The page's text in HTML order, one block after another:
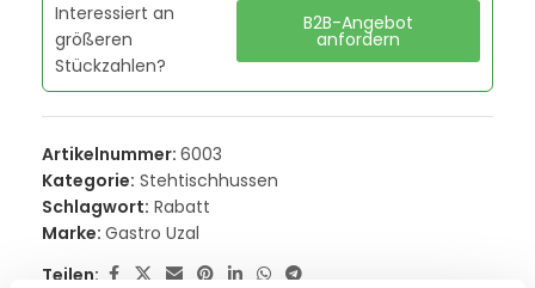
Interessiert an
größeren
Stückzahlen?
B2B-Angebot
anfordern
Artikelnummer: 6003
Kategorie: Stehtischhussen
Schlagwort: Rabatt
Marke: Gastro Uzal
Teilen: